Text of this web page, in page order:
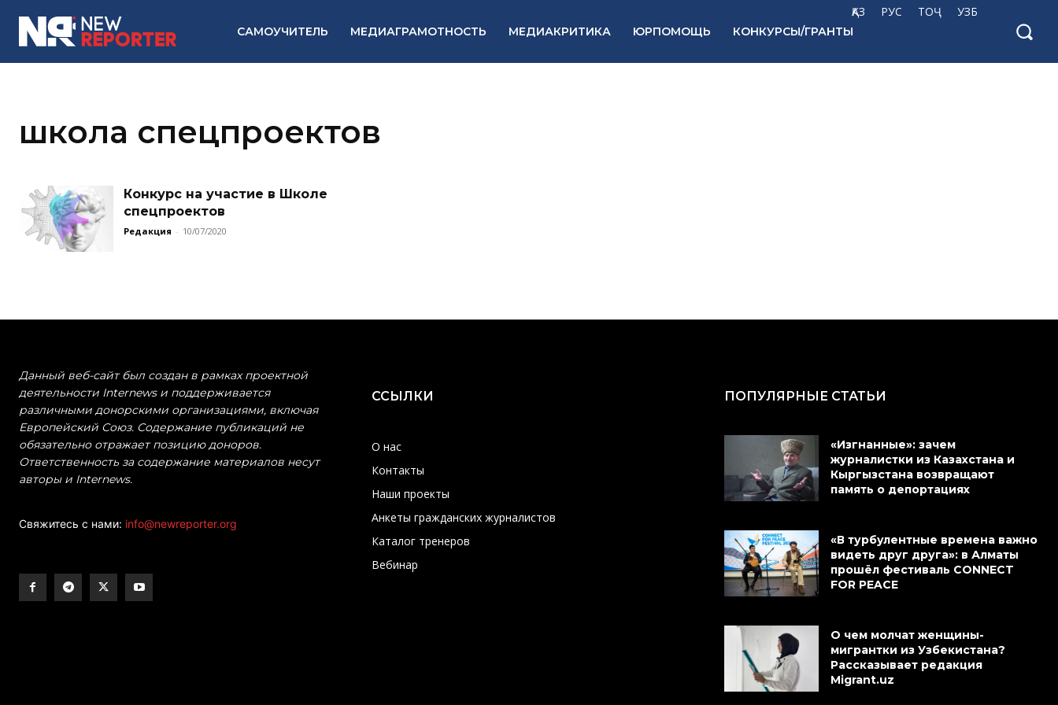
ҚАЗ РУС ТОҶ УЗБ
САМОУЧИТЕЛЬ МЕДИАГРАМОТНОСТЬ МЕДИАКРИТИКА ЮРПОМОЩЬ КОНКУРСЫ/ГРАНТЫ
школа спецпроектов
Конкурс на участие в Школе
спецпроектов
Редакция - 10/07/2020
Данный веб-сайт был создан в рамках проектной
деятельности Internews и поддерживается
различными донорскими организациями, включая
Европейский Союз. Содержание публикаций не
обязательно отражает позицию доноров.
Ответственность за содержание материалов несут
авторы и Internews.
Свяжитесь с нами: info@newreporter.org
ССЫЛКИ
О нас
Контакты
Наши проекты
Анкеты гражданских журналистов
Каталог тренеров
Вебинар
ПОПУЛЯРНЫЕ СТАТЬИ
«Изгнанные»: зачем
журналистки из Казахстана и
Кыргызстана возвращают
память о депортациях
«В турбулентные времена важно
видеть друг друга»: в Алматы
прошёл фестиваль CONNECT
FOR PEACE
О чем молчат женщины-
мигрантки из Узбекистана?
Рассказывает редакция
Migrant.uz